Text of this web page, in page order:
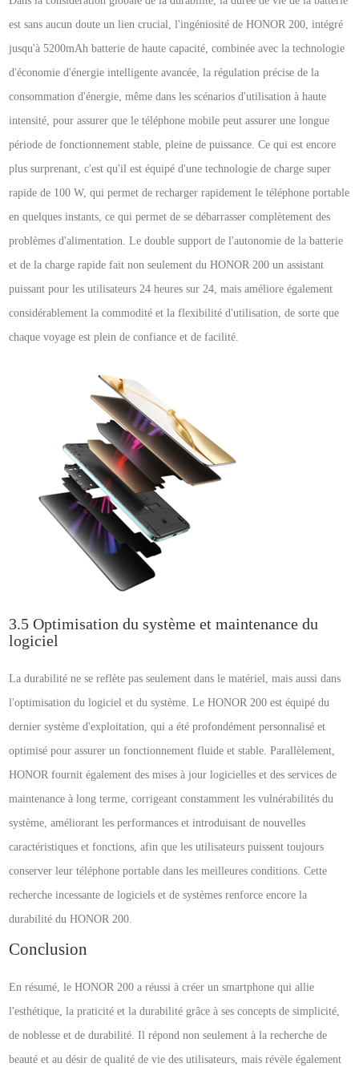
est sans aucun doute un lien crucial, l'ingéniosité de HONOR 200, intégré
jusqu'à 5200mAh batterie de haute capacité, combinée avec la technologie
d'économie d'énergie intelligente avancée, la régulation précise de la
consommation d'énergie, même dans les scénarios d'utilisation à haute
intensité, pour assurer que le téléphone mobile peut assurer une longue
période de fonctionnement stable, pleine de puissance. Ce qui est encore
plus surprenant, c'est qu'il est équipé d'une technologie de charge super
rapide de 100 W, qui permet de recharger rapidement le téléphone portable
en quelques instants, ce qui permet de se débarrasser complètement des
problèmes d'alimentation. Le double support de l'autonomie de la batterie
et de la charge rapide fait non seulement du HONOR 200 un assistant
puissant pour les utilisateurs 24 heures sur 24, mais améliore également
considérablement la commodité et la flexibilité d'utilisation, de sorte que
chaque voyage est plein de confiance et de facilité.
3.5 Optimisation du système et maintenance du
logiciel
La durabilité ne se reflète pas seulement dans le matériel, mais aussi dans
l'optimisation du logiciel et du système. Le HONOR 200 est équipé du
dernier système d'exploitation, qui a été profondément personnalisé et
optimisé pour assurer un fonctionnement fluide et stable. Parallèlement,
HONOR fournit également des mises à jour logicielles et des services de
maintenance à long terme, corrigeant constamment les vulnérabilités du
système, améliorant les performances et introduisant de nouvelles
caractéristiques et fonctions, afin que les utilisateurs puissent toujours
conserver leur téléphone portable dans les meilleures conditions. Cette
recherche incessante de logiciels et de systèmes renforce encore la
durabilité du HONOR 200.
Conclusion
En résumé, le HONOR 200 a réussi à créer un smartphone qui allie
l'esthétique, la praticité et la durabilité grâce à ses concepts de simplicité,
de noblesse et de durabilité. Il répond non seulement à la recherche de
beauté et au désir de qualité de vie des utilisateurs, mais révèle également